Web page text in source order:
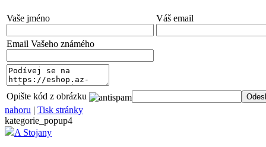
Vaše jméno Váš email
Email Vašeho známého
Opište kód z obrázku
nahoru | Tisk stránky
kategorie_popup4
A Stojany